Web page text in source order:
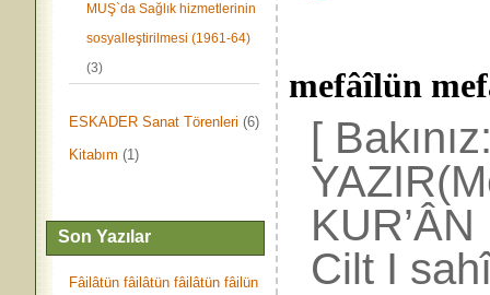
MUŞ`da Sağlık hizmetlerinin
sosyalleştirilmesi (1961-64)
(3)
ESKADER Sanat Törenleri (6)
Kitabım (1)
Son Yazılar
Fâilâtün fâilâtün fâilâtün fâilün
mefâîlün
[
Cilt I